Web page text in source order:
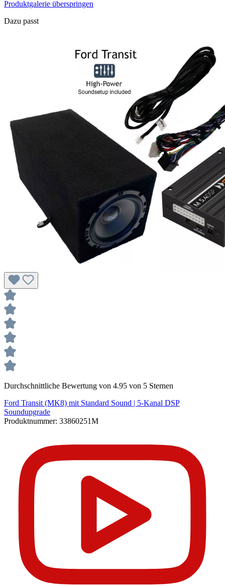
Produktgalerie überspringen
Dazu passt
Durchschnittliche Bewertung von 4.95 von 5 Sternen
Ford Transit (MK8) mit Standard Sound | 5-Kanal DSP
Soundupgrade
Produktnummer: 33860251M